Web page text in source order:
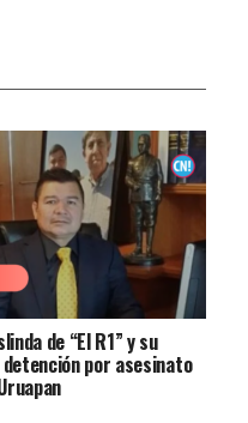
de “El R1” y su
por asesinato